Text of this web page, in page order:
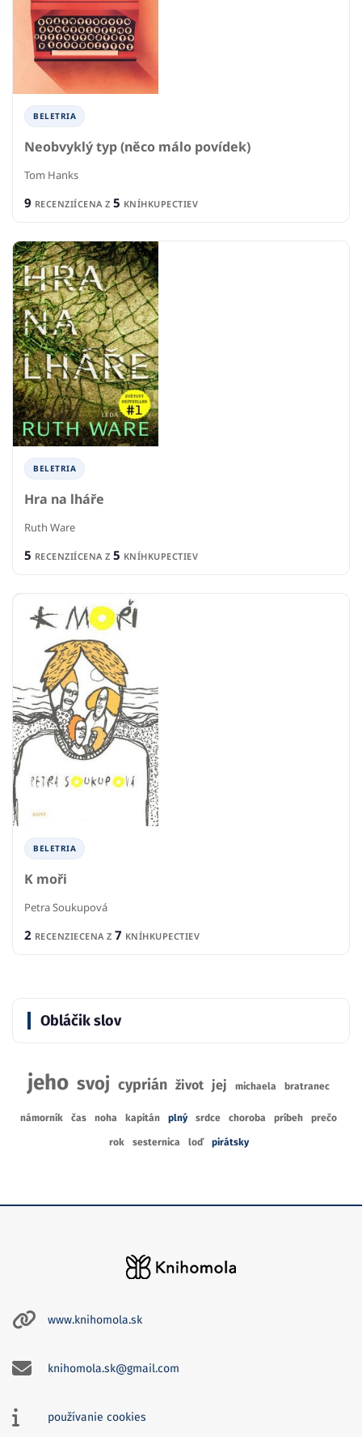
BELETRIA
Neobvyklý typ (něco málo povídek)
Tom Hanks
9 RECENZIÍCENA Z 5 KNÍHKUPECTIEV
BELETRIA
Hra na lháře
Ruth Ware
5 RECENZIÍCENA Z 5 KNÍHKUPECTIEV
BELETRIA
K moři
Petra Soukupová
2 RECENZIECENA Z 7 KNÍHKUPECTIEV
Obláčik slov
jeho svoj cyprián život jej michaela bratranec
námorník čas noha kapitán plný srdce choroba príbeh prečo
rok sesternica loď pirátsky
www.knihomola.sk
knihomola.sk@gmail.com
používanie cookies